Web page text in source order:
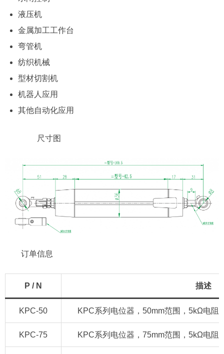
液压机
金属加工工作台
弯管机
纺织机械
型材切割机
机器人应用
其他自动化应用
尺寸图
订单信息
P / N 描述
KPC-50 KPC系列电位器，50mm范围，5kΩ电阻
KPC-75 KPC系列电位器，75mm范围，5kΩ电阻